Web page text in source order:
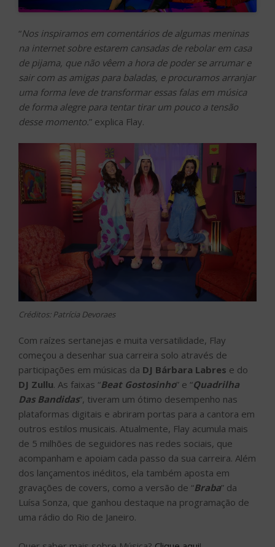
“Nos inspiramos em comentários de algumas meninas
na internet sobre estarem cansadas de rebolar em casa
de pijama, que não vêem a hora de poder se arrumar e
sair com as amigas para baladas, e procuramos arranjar
uma forma leve de transformar essas falas em música
de forma alegre para tentar tirar um pouco a tensão
desse momento.” explica Flay.
Créditos: Patrícia Devoraes
Com raízes sertanejas e muita versatilidade, Flay
começou a desenhar sua carreira solo através de
participações em músicas da DJ Bárbara Labres e do
DJ Zullu. As faixas “Beat Gostosinho” e “Quadrilha
Das Bandidas“, tiveram um ótimo desempenho nas
plataformas digitais e abriram portas para a cantora em
outros estilos musicais. Atualmente, Flay acumula mais
de 5 milhões de seguidores nas redes sociais, que
acompanham e apoiam cada passo da sua carreira. Além
dos lançamentos inéditos, ela também aposta em
gravações de covers, como a versão de “Braba” da
Luísa Sonza, que ganhou destaque na programação de
uma rádio do Rio de Janeiro.